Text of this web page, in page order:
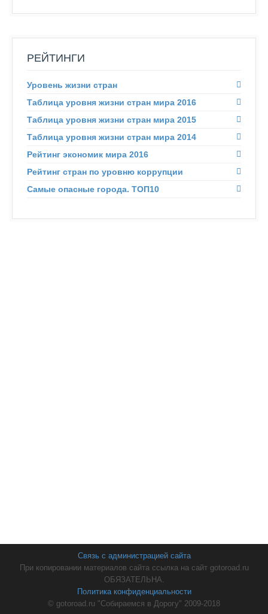
РЕЙТИНГИ
Уровень жизни стран
Таблица уровня жизни стран мира 2016
Таблица уровня жизни стран мира 2015
Таблица уровня жизни стран мира 2014
Рейтинг экономик мира 2016
Рейтинг стран по уровню коррупции
Самые опасные города. ТОП10
Связь с администрацией сайта
При копировании материалов сайта ссылка на сайт gotoroad.ru
ОБЯЗАТЕЛЬНА.
Политика конфиденциальности
© gotoroad.ru "Собираемся в Дорогу" 2009-2018